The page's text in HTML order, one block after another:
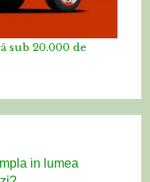
sub 20.000 de
in lumea